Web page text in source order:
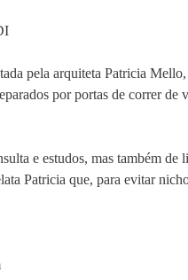
pela arquiteta Patricia
por portas de correr
e estudos, mas também
Patricia que, para evitar